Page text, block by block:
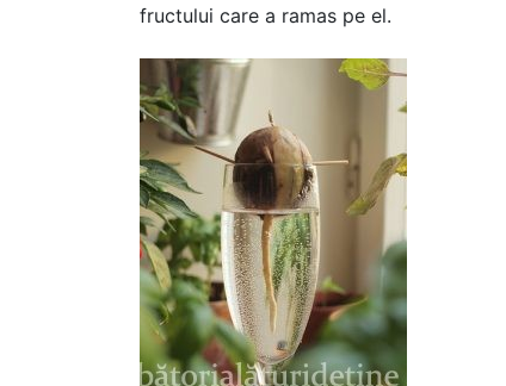
fructului care a ramas pe el.